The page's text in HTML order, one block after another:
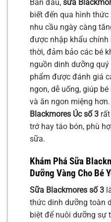
Ban đầu, sữa
biết đến qua hình thức
nhu cầu ngày càng
được nhập khẩu
thời, đảm bảo các bé
nguồn dinh dưỡng
phẩm được đánh giá
ngon, dễ uống, giúp
và ăn ngon miệng
Blackmores Úc số 3
trớ hay táo bón, phù
sữa.
Khám Phá Sữa
Dưỡng Vàng Cho Bé
Sữa Blackmores số 3
thức dinh dưỡng toàn
biệt để nuôi dưỡng sự